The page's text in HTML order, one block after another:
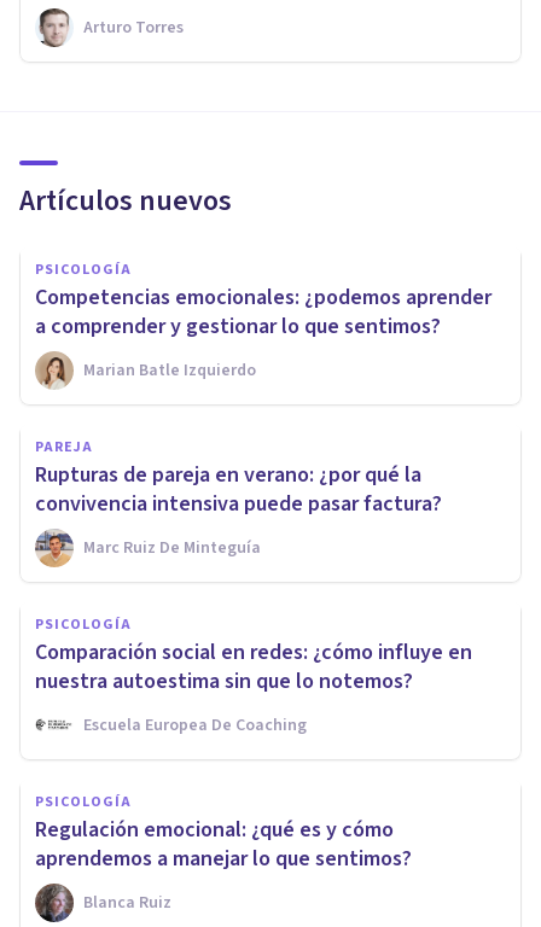
Arturo Torres
Artículos nuevos
PSICOLOGÍA
Competencias emocionales: ¿podemos aprender
a comprender y gestionar lo que sentimos?
Marian Batle Izquierdo
PAREJA
Rupturas de pareja en verano: ¿por qué la
convivencia intensiva puede pasar factura?
Marc Ruiz De Minteguía
PSICOLOGÍA
Comparación social en redes: ¿cómo influye en
nuestra autoestima sin que lo notemos?
Escuela Europea De Coaching
PSICOLOGÍA
Regulación emocional: ¿qué es y cómo
aprendemos a manejar lo que sentimos?
Blanca Ruiz